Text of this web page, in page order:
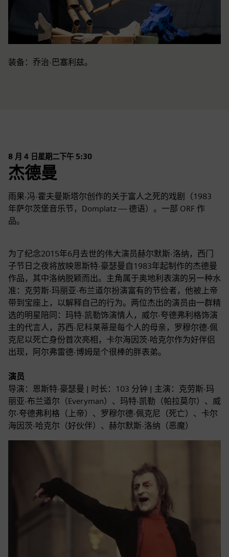
装备：乔治·巴塞利兹。
8 月 4 日星期二下午 5:30
杰德曼
雨果·冯·霍夫曼斯塔尔创作的关于富人之死的戏剧（1983
年萨尔茨堡音乐节，Domplatz — 德语）。一部 ORF 作
品。
为了纪念2015年6月去世的伟大演员赫尔默斯·洛纳，西门
子节日之夜将放映恩斯特·豪瑟曼自1983年起制作的杰德曼
作品，其中洛纳脱颖而出。主角属于奥地利表演的另一种水
准：克劳斯·玛丽亚·布兰道尔扮演富有的节俭者，他被上帝
带到宝座上，以解释自己的行为。两位杰出的演员由一群精
选的明星陪同：玛特·凯勒饰演情人，威尔·夸德弗利格饰演
主的代言人，苏西·尼科莱蒂是每个人的母亲，罗穆尔德·佩
克尼以死亡身份首次亮相，卡尔海因茨·哈克尔作为好伴侣
出现，阿尔弗雷德·博姆是个很棒的胖表弟。
演员
导演：恩斯特·豪瑟曼 | 时长：103 分钟 | 主演：克劳斯·玛
丽亚·布兰道尔（Everyman）、玛特·凯勒（帕拉莫尔）、威
尔·夸德弗利格（上帝）、罗穆尔德·佩克尼（死亡）、卡尔
海因茨·哈克尔（好伙伴）、赫尔默斯·洛纳（恶魔）